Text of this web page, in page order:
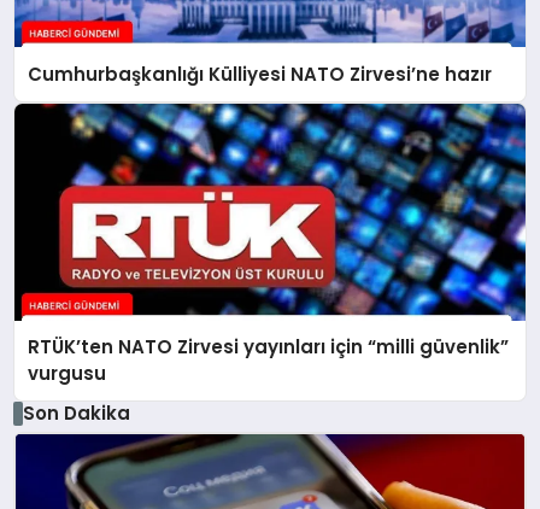
Cumhurbaşkanlığı Külliyesi NATO Zirvesi’ne hazır
RTÜK’ten NATO Zirvesi yayınları için “milli güvenlik”
vurgusu
Son Dakika